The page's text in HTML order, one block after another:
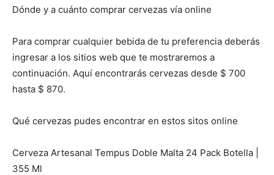
Dónde y a cuánto comprar cervezas vía online
Para comprar cualquier bebida de tu preferencia deberás
ingresar a los sitios web que te mostraremos a
continuación. Aquí encontrarás cervezas desde $ 700
hasta $ 870.
Qué cervezas pudes encontrar en estos sitos online
Cerveza Artesanal Tempus Doble Malta 24 Pack Botella |
355 Ml